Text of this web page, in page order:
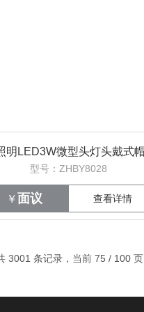
型号：ZHBY8028
￥ 面议 查看详情
3001 条记录，当前 75 / 100 页